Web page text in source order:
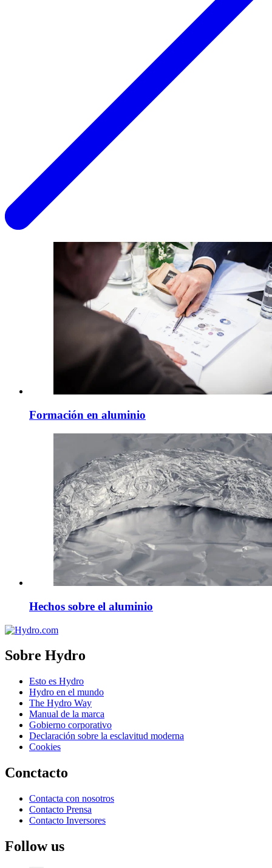
Formación en aluminio
Hechos sobre el aluminio
Sobre Hydro
Esto es Hydro
Hydro en el mundo
The Hydro Way
Manual de la marca
Gobierno corporativo
Declaración sobre la esclavitud moderna
Cookies
Conctacto
Contacta con nosotros
Contacto Prensa
Contacto Inversores
Follow us